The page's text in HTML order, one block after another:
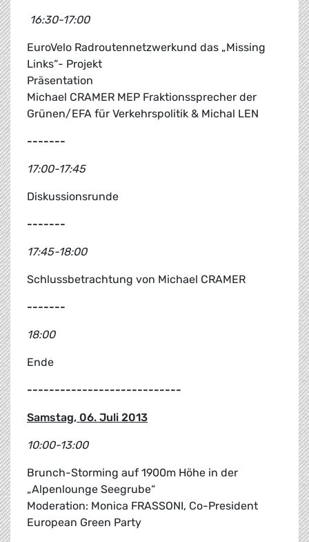
16:30-17:00
EuroVelo Radroutennetzwerkund das „Missing
Links“- Projekt
Präsentation
Michael CRAMER MEP Fraktionssprecher der
Grünen/EFA für Verkehrspolitik & Michal LEN
-------
17:00-17:45
Diskussionsrunde
-------
17:45-18:00
Schlussbetrachtung von Michael CRAMER
-------
18:00
Ende
----------------------------
Samstag, 06. Juli 2013
10:00-13:00
Brunch-Storming auf 1900m Höhe in der
„Alpenlounge Seegrube“
Moderation: Monica FRASSONI, Co-President
European Green Party